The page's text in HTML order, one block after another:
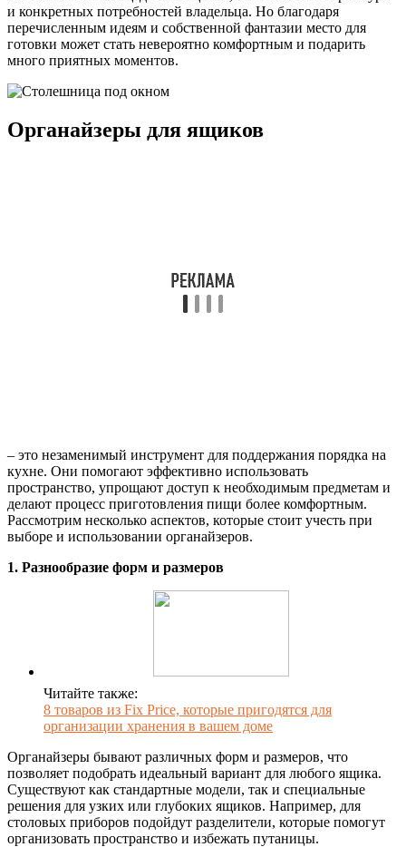
и конкретных потребностей владельца. Но благодаря
перечисленным идеям и собственной фантазии место для
готовки может стать невероятно комфортным и подарить
много приятных моментов.
Органайзеры для ящиков
– это незаменимый инструмент для поддержания порядка на
кухне. Они помогают эффективно использовать
пространство, упрощают доступ к необходимым предметам и
делают процесс приготовления пищи более комфортным.
Рассмотрим несколько аспектов, которые стоит учесть при
выборе и использовании органайзеров.
1. Разнообразие форм и размеров
Читайте также:
8 товаров из Fix Price, которые пригодятся для
организации хранения в вашем доме
Органайзеры бывают различных форм и размеров, что
позволяет подобрать идеальный вариант для любого ящика.
Существуют как стандартные модели, так и специальные
решения для узких или глубоких ящиков. Например, для
столовых приборов подойдут разделители, которые помогут
организовать пространство и избежать путаницы.